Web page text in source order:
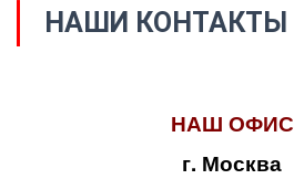
НАШИ КОНТАКТЫ
НАШ ОФИС
г. Москва